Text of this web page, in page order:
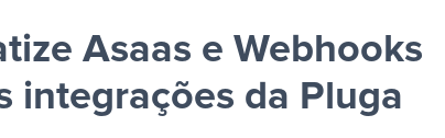
Asaas e Webhooks
integrações da Pluga